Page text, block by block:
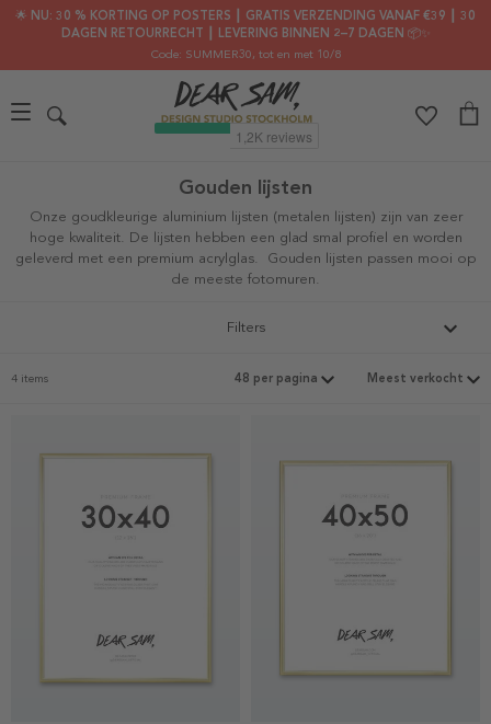
🌟 NU: 30 % KORTING OP POSTERS ┃ GRATIS VERZENDING VANAF €39 ┃ 30
DAGEN RETOURRECHT ┃ LEVERING BINNEN 2–7 DAGEN 📦✨
Code: SUMMER30, tot en met 10/8
Gouden lijsten
Onze goudkleurige aluminium lijsten (metalen lijsten) zijn van zeer
hoge kwaliteit. De lijsten hebben een glad smal profiel en worden
geleverd met een premium acrylglas.
Gouden lijsten passen mooi op
de meeste fotomuren.
Filters
4 items